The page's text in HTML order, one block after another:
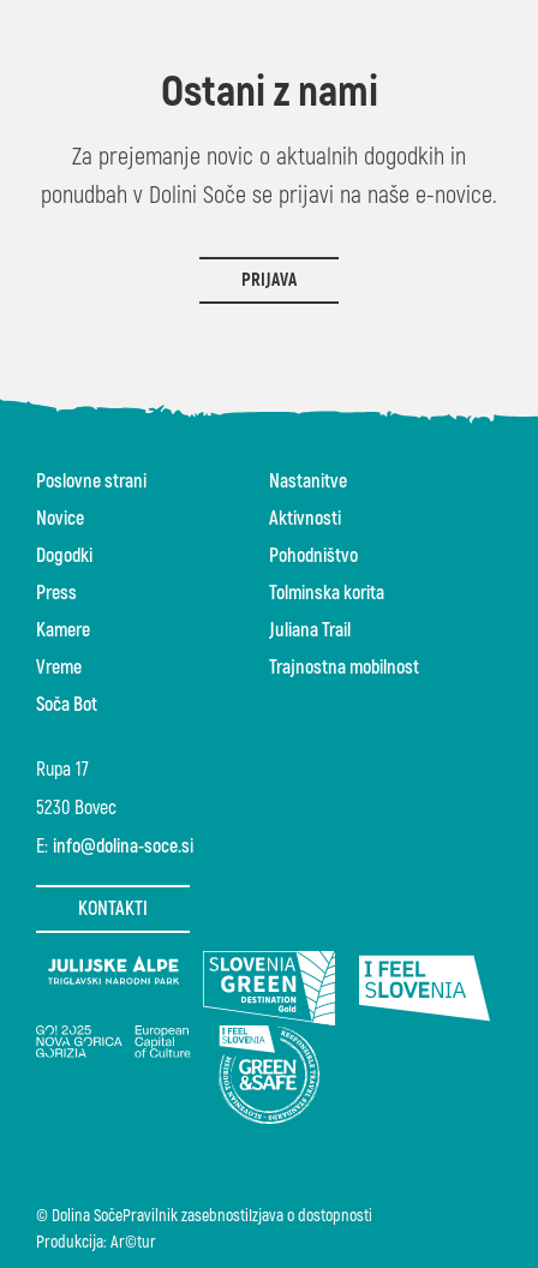
Ostani z nami
Za prejemanje novic o aktualnih dogodkih in
ponudbah v Dolini Soče se prijavi na naše e-novice.
PRIJAVA
Rupa 17
5230 Bovec
E: info@dolina-soce.si
KONTAKTI
Poslovne strani
Novice
Dogodki
Press
Kamere
Vreme
Soča Bot
Nastanitve
Aktivnosti
Pohodništvo
Tolminska korita
Juliana Trail
Trajnostna mobilnost
© Dolina SočePravilnik zasebnostiIzjava o dostopnosti
Produkcija: Ar©tur